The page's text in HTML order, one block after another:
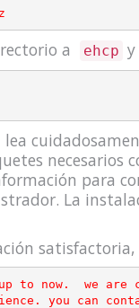
a ehcp
necesarios
para
La
to now.  we are
you can